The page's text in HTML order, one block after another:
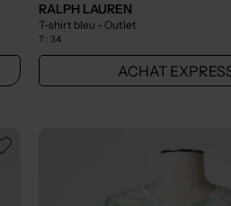
RALPH LAUREN
T-shirt bleu - Outlet
T : 34
ACHAT